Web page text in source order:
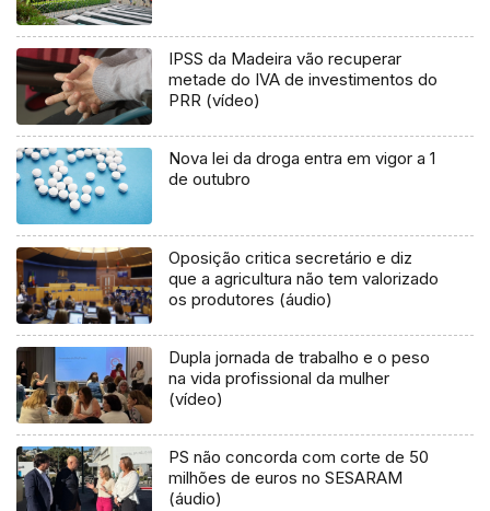
IPSS da Madeira vão recuperar
metade do IVA de investimentos do
PRR (vídeo)
Nova lei da droga entra em vigor a 1
de outubro
Oposição critica secretário e diz
que a agricultura não tem valorizado
os produtores (áudio)
Dupla jornada de trabalho e o peso
na vida profissional da mulher
(vídeo)
PS não concorda com corte de 50
milhões de euros no SESARAM
(áudio)